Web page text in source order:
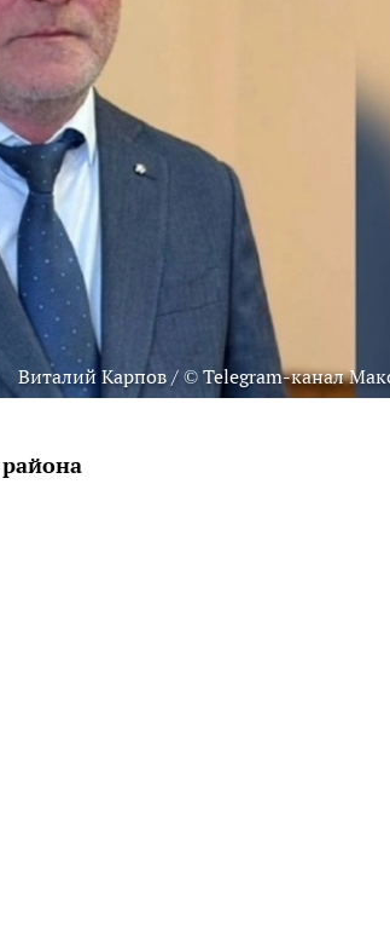
Виталий Карпов / © Telegram-канал